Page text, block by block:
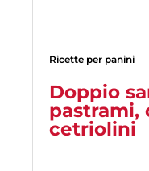
Ricette per panini
Doppio
pastrami,
cetriolini